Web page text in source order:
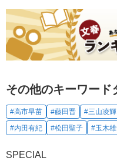
その他のキーワード
#高市早苗 #藤田晋 #三山凌輝
#内田有紀
#松田聖子 #玉木
SPECIAL